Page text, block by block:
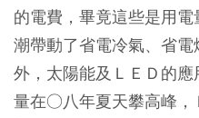
的電費，畢竟這些是用
潮帶動了省電冷氣、省
外，太陽能及ＬＥＤ的
量在○八年夏天攀高峰，